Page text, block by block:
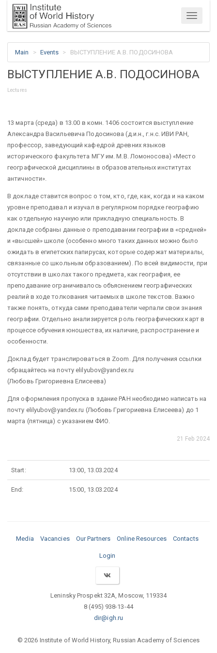
Menu
Main Events ВЫСТУПЛЕНИЕ А.В. ПОДОСИНОВА
ВЫСТУПЛЕНИЕ А.В. ПОДОСИНОВА
Lectures
13 марта (среда) в 13.00 в комн. 1406 состоится выступление
Александра Васильевича Подосинова (д.и.н., г.н.с. ИВИ РАН,
профессор, заведующий кафедрой древних языков
исторического факультета МГУ им. М.В. Ломоносова) «Место
географической дисциплины в образовательных институтах
античности».
В докладе ставится вопрос о том, кто, где, как, когда и на каком
уровне преподавал и изучал в регулярном порядке географию
как отдельную научную или прикладную специальность. В
докладе собраны данные о преподавании географии в «средней»
и «высшей» школе (особенно много таких данных можно было
ожидать в египетских папирусах, которые содержат материалы,
связанные со школьным образованием). По всей видимости, при
отсутствии в школах такого предмета, как география, ее
преподавание ограничивалось объяснением географических
реалий в ходе толкования читаемых в школе текстов. Важно
также понять, откуда сами преподаватели черпали свои знания
географии. Отдельно анализируется роль географических карт в
процессе обучения юношества, их наличие, распространение и
особенности.
Доклад будет транслироваться в Zoom. Для получения ссылки
обращайтесь на почту elilyubov@yandex.ru
(Любовь Григориевна Елисеева)
Для оформления пропуска в здание РАН необходимо написать на
почту elilyubov@yandex.ru (Любовь Григориевна Елисеева) до 1
марта (пятница) с указанием ФИО.
21 Feb 2024
Start: 13:00, 13.03.2024
End: 15:00, 13.03.2024
Media Vacancies Our Partners Online Resources Contacts
Login
Leninsky Prospekt 32A, Moscow, 119334
8 (495) 938-13-44
dir@igh.ru
© 2026 Institute of World History, Russian Academy of Sciences